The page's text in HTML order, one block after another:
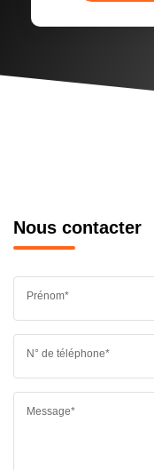
Nous contacter
Prénom*
N° de téléphone*
Message*